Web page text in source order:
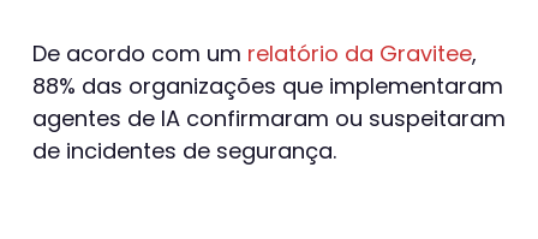
De acordo com um relatório da Gravitee,
88% das organizações que implementaram
agentes de IA confirmaram ou suspeitaram
de incidentes de segurança.